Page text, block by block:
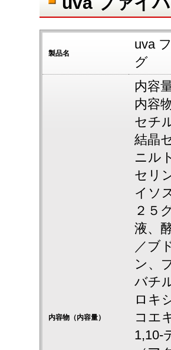
製品名
uva
グ
内容物（内容量）
内容
内容
セチ
結晶
ニル
セリ
イソ
２５
液、
／ブ
ン、
バチ
ロキ
コエ
1,10-